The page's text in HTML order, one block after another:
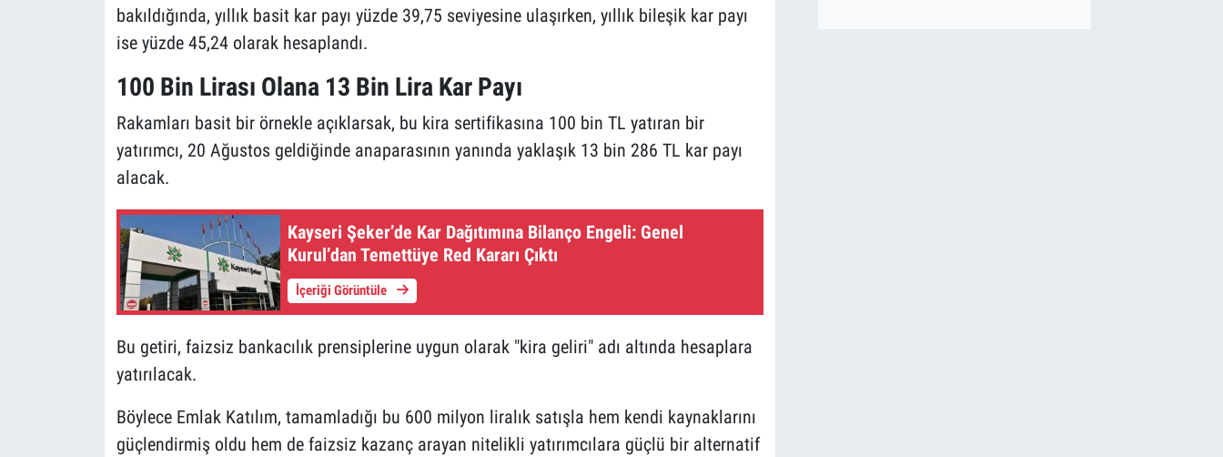
bakıldığında, yıllık basit kar payı yüzde 39,75 seviyesine ulaşırken, yıllık bileşik kar payı
ise yüzde 45,24 olarak hesaplandı.
100 Bin Lirası Olana 13 Bin Lira Kar Payı
Rakamları basit bir örnekle açıklarsak, bu kira sertifikasına 100 bin TL yatıran bir
yatırımcı, 20 Ağustos geldiğinde anaparasının yanında yaklaşık 13 bin 286 TL kar payı
alacak.
Kayseri Şeker’de Kar Dağıtımına Bilanço Engeli: Genel
Kurul’dan Temettüye Red Kararı Çıktı
İçeriği Görüntüle
Bu getiri, faizsiz bankacılık prensiplerine uygun olarak "kira geliri" adı altında hesaplara
yatırılacak.
Böylece Emlak Katılım, tamamladığı bu 600 milyon liralık satışla hem kendi kaynaklarını
güçlendirmiş oldu hem de faizsiz kazanç arayan nitelikli yatırımcılara güçlü bir alternatif